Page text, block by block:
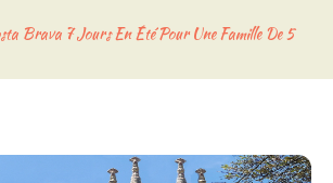
Brava 7 Jours En Été Pour Une Famille De 5